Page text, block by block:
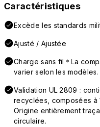
Caractéristiques
Excède les standards
Ajusté / Ajustée
Charge sans fil＊La
varier selon les modèles.
Validation UL 2809 :
recyclées, composées à
Origine entièrement
circulaire.